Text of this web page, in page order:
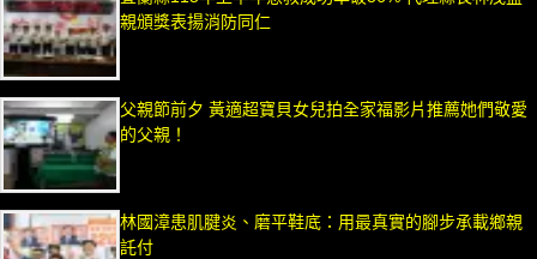
親頒獎表揚消防同仁
父親節前夕 黃適超寶貝女兒拍全家福影片推薦她們敬愛
的父親！
林國漳患肌腱炎、磨平鞋底：用最真實的腳步承載鄉親
託付